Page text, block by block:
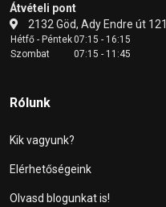
Átvételi pont
2132 Göd, Ady Endre út 121.
Hétfő - Péntek07:15 - 16:15
Szombat
07:15 - 11:45
Rólunk
Kik vagyunk?
Elérhetőségeink
Olvasd blogunkat is!